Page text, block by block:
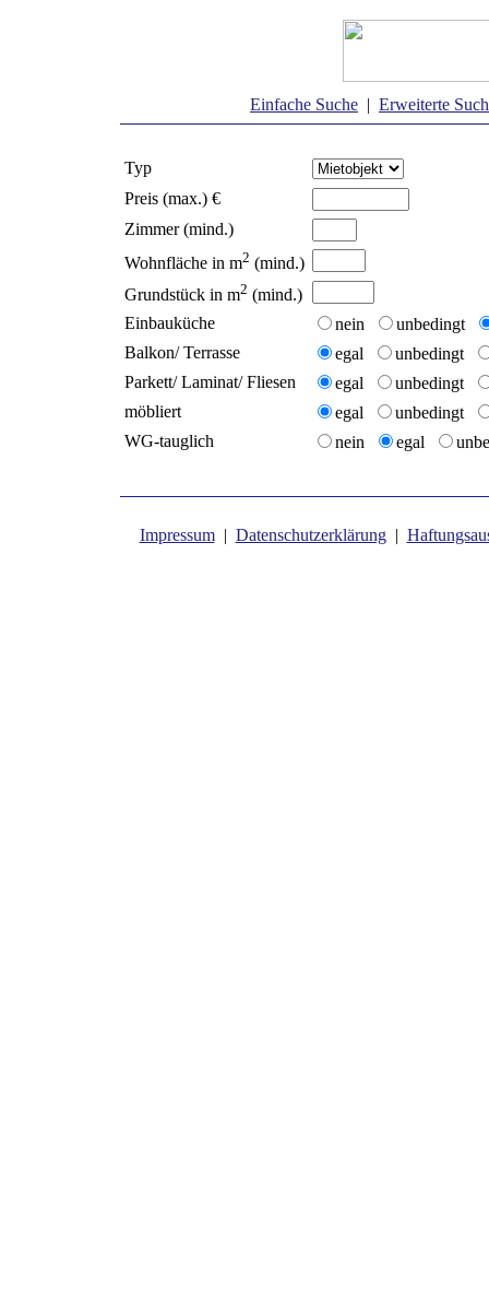
Einfache Suche | Erweiterte
Typ
Preis (max.) €
Zimmer (mind.)
Wohnfläche in m2 (mind.)
Grundstück in m2 (mind.)
Einbauküche
nein
unbedingt
Balkon/ Terrasse
egal
unbedingt
Parkett/ Laminat/ Fliesen
egal
unbedingt
möbliert
egal
unbedingt
WG-tauglich
nein egal
Impressum| Datenschutzerklärung|